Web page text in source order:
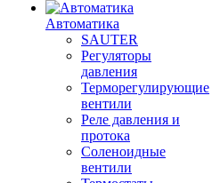
Автоматика
SAUTER
Регуляторы
давления
Терморегулирующие
вентили
Реле давления и
протока
Соленоидные
вентили